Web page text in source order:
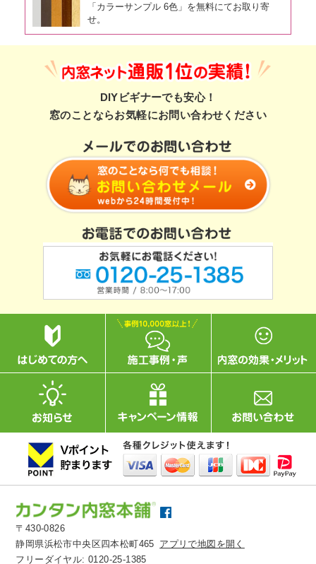
「カラーサンプル 6色」を無料にてお取り寄
せ。
DIYビギナーでも安心！
窓のことならお気軽にお問い合わせください
〒430-0826
静岡県浜松市中央区四本松町465 アプリで地図を開く
フリーダイヤル:0120-25-1385